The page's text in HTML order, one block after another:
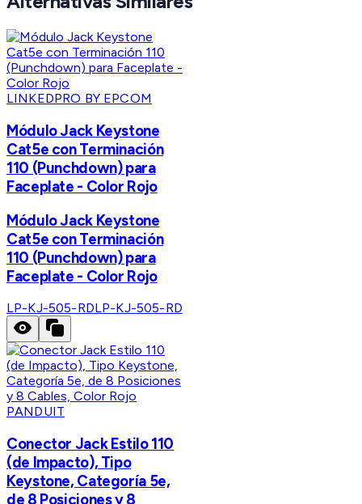
LINKEDPRO BY EPCOM
Módulo Jack Keystone
Cat5e con Terminación
110 (Punchdown) para
Faceplate - Color Rojo
Módulo Jack Keystone
Cat5e con Terminación
110 (Punchdown) para
Faceplate - Color Rojo
LP-KJ-505-RDLP-KJ-505-RD
PANDUIT
Conector Jack Estilo 110
(de Impacto), Tipo
Keystone, Categoría 5e,
de 8 Posiciones y 8